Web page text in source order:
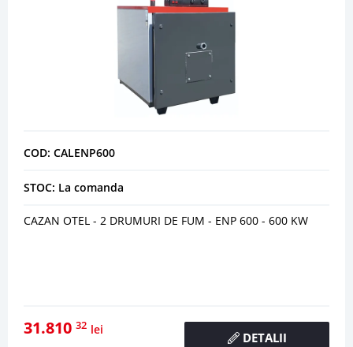
COD: CALENP600
STOC: La comanda
CAZAN OTEL - 2 DRUMURI DE FUM - ENP 600 - 600 KW
31.810 32 lei
DETALII